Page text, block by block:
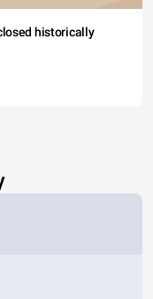
historically